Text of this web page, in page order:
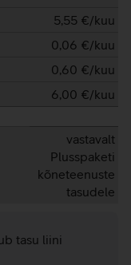
5,55 €/kuu
0,06 €/kuu
0,60 €/kuu
6,00 €/kuu
vastavalt
Plusspaketi
kõneteenuste
tasudele
tasu liini